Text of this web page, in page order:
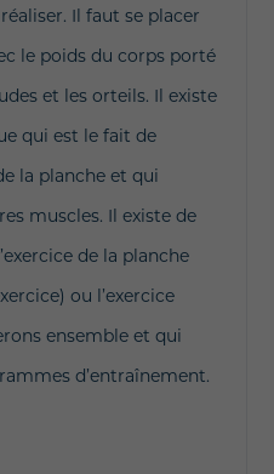
Il faut se placer
le poids du corps porté
et les orteils. Il existe
qui est le fait de
la planche et qui
muscles. Il existe de
de la planche
ou l’exercice
ensemble et qui
d’entraînement.